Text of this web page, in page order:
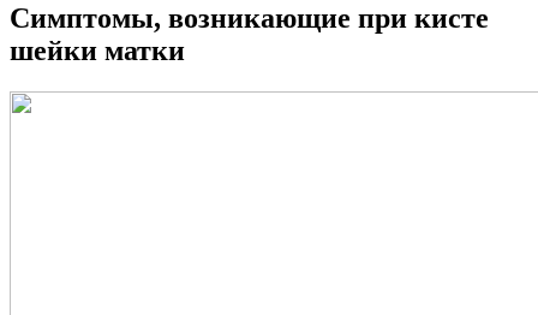
Симптомы, возникающие при кисте
шейки матки